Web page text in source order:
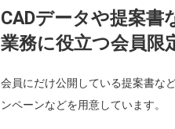
CADデータや提案書
業務に役立つ会員限
会員にだけ公開している提案書な
ンペーンなどを用意しています。